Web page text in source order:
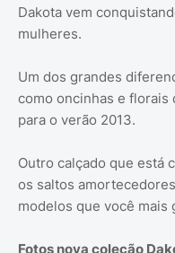
Dakota vem
mulheres.
Um dos grandes
como oncinhas e florais
para o verão 2013.
Outro calçado que está
os saltos
modelos que você mais
Fotos nova coleção